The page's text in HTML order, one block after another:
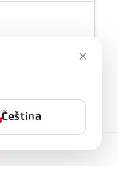
světlo
×
Čeština